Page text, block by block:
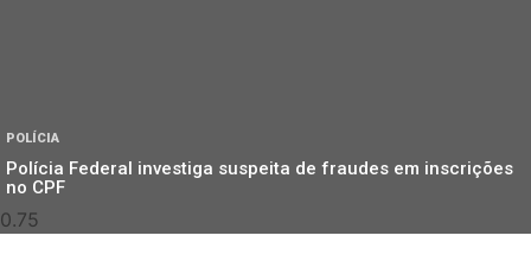
POLÍCIA
Polícia Federal investiga suspeita de fraudes em inscrições
no CPF